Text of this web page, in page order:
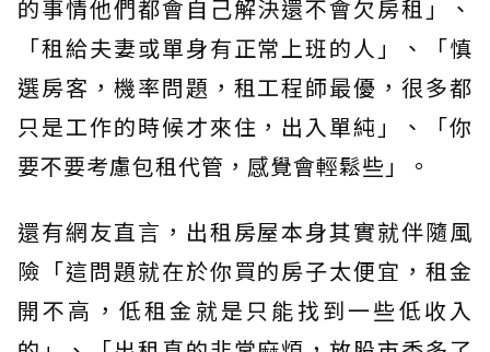
的事情他們都會自己解決還不會欠房租」、
「租給夫妻或單身有正常上班的人」、「慎
選房客，機率問題，租工程師最優，很多都
只是工作的時候才來住，出入單純」、「你
要不要考慮包租代管，感覺會輕鬆些」。
還有網友直言，出租房屋本身其實就伴隨風
險「這問題就在於你買的房子太便宜，租金
開不高，低租金就是只能找到一些低收入